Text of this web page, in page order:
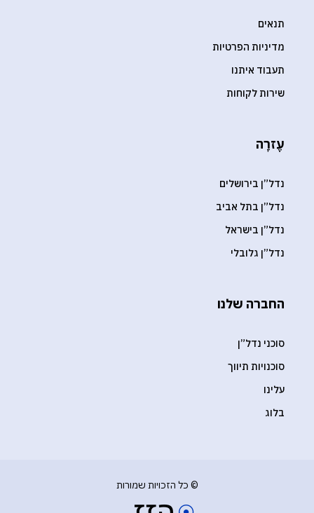
תנאים
מדיניות הפרטיות
תעבוד איתנו
שירות לקוחות
עֶזרָה
נדל”ן בירושלים
נדל”ן בתל אביב
נדל”ן בישראל
נדל”ן גלובלי
החברה שלנו
סוכני נדל”ן
סוכנויות תיווך
עלינו
בלוג
© כל הזכויות שמורות